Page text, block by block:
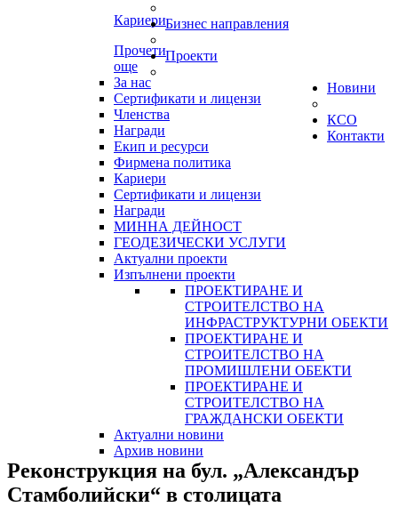
Кариери
Прочети
още
За нас
Сертификати и лицензи
Членства
Награди
Екип и ресурси
Фирмена политика
Кариери
Сертификати и лицензи
Награди
Бизнес направления
МИННА ДЕЙНОСТ
ГЕОДЕЗИЧЕСКИ УСЛУГИ
Проекти
Актуални проекти
Изпълнени проекти
ПРОЕКТИРАНЕ И
СТРОИТЕЛСТВО НА
ИНФРАСТРУКТУРНИ ОБЕКТИ
ПРОЕКТИРАНЕ И
СТРОИТЕЛСТВО НА
ПРОМИШЛЕНИ ОБЕКТИ
ПРОЕКТИРАНЕ И
СТРОИТЕЛСТВО НА
ГРАЖДАНСКИ ОБЕКТИ
Новини
Актуални новини
Архив новини
КСО
Контакти
Реконструкция на бул. „Александър
Стамболийски“ в столицата